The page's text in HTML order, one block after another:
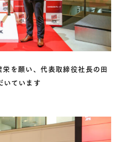
を願い、代表取締役社長の田
いています